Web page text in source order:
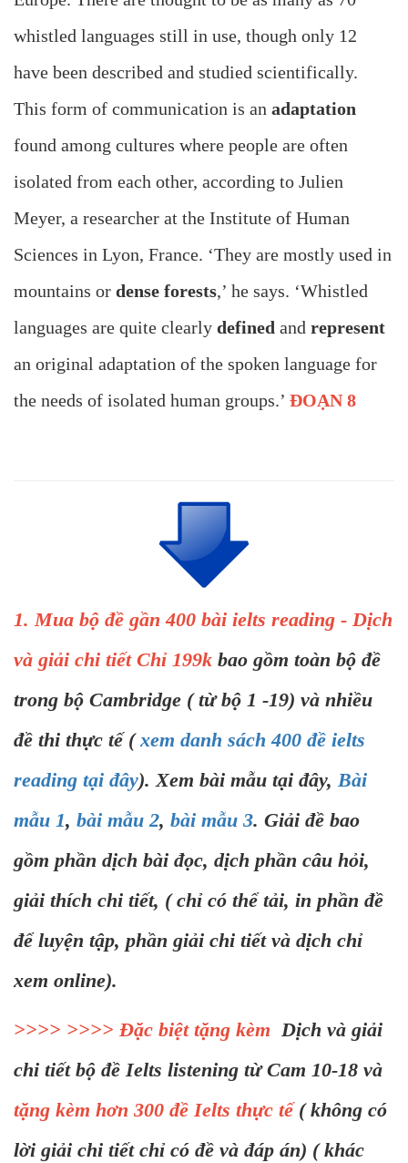
whistled languages still in use, though only 12
have been described and studied scientifically.
This form of communication is an adaptation
found among cultures where people are often
isolated from each other, according to Julien
Meyer, a researcher at the Institute of Human
Sciences in Lyon, France. ‘They are mostly used in
mountains or dense forests,’ he says. ‘Whistled
languages are quite clearly defined and represent
an original adaptation of the spoken language for
the needs of isolated human groups.’ ĐOẠN 8
1. Mua bộ đề gần 400 bài ielts reading - Dịch
và giải chi tiết Chỉ 199k bao gồm toàn bộ đề
trong bộ Cambridge ( từ bộ 1 -19) và nhiều
đề thi thực tế (xem danh sách 400 đề ielts
reading tại đây). Xem bài mẫu tại đây, Bài
mẫu 1, bài mẫu 2, bài mẫu 3. Giải đề bao
gồm phần dịch bài đọc, dịch phần câu hỏi,
giải thích chi tiết, ( chỉ có thể tải, in phần đề
để luyện tập, phần giải chi tiết và dịch chỉ
xem online).
>>>> >>>> Đặc biệt tặng kèm Dịch và giải
chi tiết bộ đề Ielts listening từ Cam 10-18 và
tặng kèm hơn 300 đề Ielts thực tế ( không có
lời giải chi tiết chỉ có đề và đáp án) ( khác